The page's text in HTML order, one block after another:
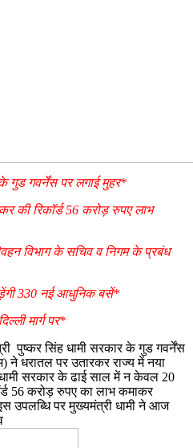
गुड गवर्नेंस पर लगाई मुहर*
की रिकॉर्ड 56 करोड़ रुपए लाभ
विभाग के सचिव व निगम के प्रबंध
330 नई आधुनिक बसें*
मार्ग पर*
पुष्कर सिंह धामी सरकार के गुड गवर्नेंस
ने धरातल पर उतारकर राज्य में नया
सरकार के ढाई साल में न केवल 20
56 करोड़ रुपए का लाभ कमाकर
उपलब्धि पर मुख्यमंत्री धामी ने आज